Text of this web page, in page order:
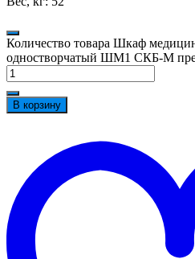
Количество товара Шкаф
одностворчатый ШМ1 СКБ-М
В корзину